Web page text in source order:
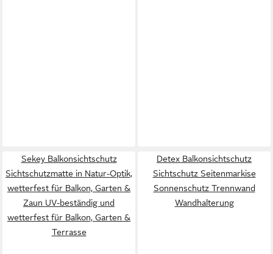
Sekey Balkonsichtschutz
Sichtschutzmatte in Natur-Optik,
wetterfest für Balkon, Garten &
Zaun UV-beständig und
wetterfest für Balkon, Garten &
Terrasse
Detex Balkonsichtschutz
Sichtschutz Seitenmarkise
Sonnenschutz Trennwand
Wandhalterung